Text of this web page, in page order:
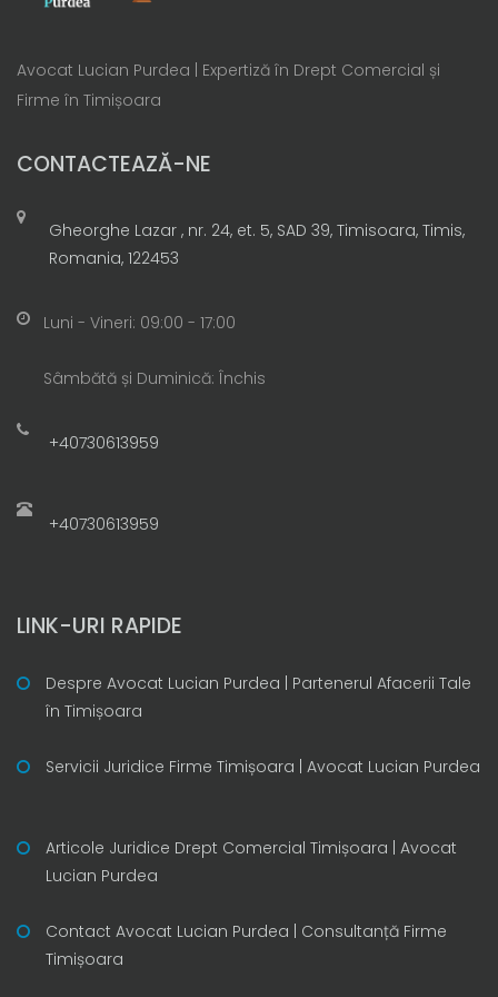
Avocat Lucian Purdea | Expertiză în Drept Comercial și
Firme în Timișoara
CONTACTEAZĂ-NE
Gheorghe Lazar , nr. 24, et. 5, SAD 39, Timisoara, Timis,
Romania, 122453
Luni - Vineri: 09:00 - 17:00
Sâmbătă și Duminică: Închis
+40730613959
+40730613959
LINK-URI RAPIDE
Despre Avocat Lucian Purdea | Partenerul Afacerii Tale
în Timișoara
Servicii Juridice Firme Timișoara | Avocat Lucian Purdea
Articole Juridice Drept Comercial Timișoara | Avocat
Lucian Purdea
Contact Avocat Lucian Purdea | Consultanță Firme
Timișoara